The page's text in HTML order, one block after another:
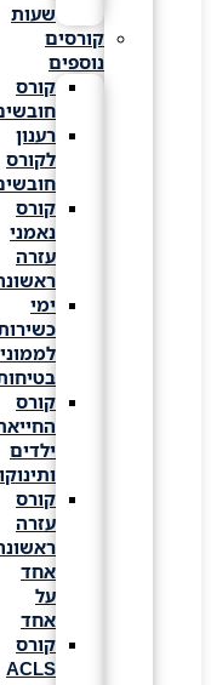
שעות
קורסים
נוספים
קורס
חובשים
רענון
לקורס
חובשים
קורס
נאמני
עזרה
ראשונה
ימי
כשירות
לממוני
בטיחות
קורס
החייאת
ילדים
ותינוקות
קורס
עזרה
ראשונה
קורס
ACLS